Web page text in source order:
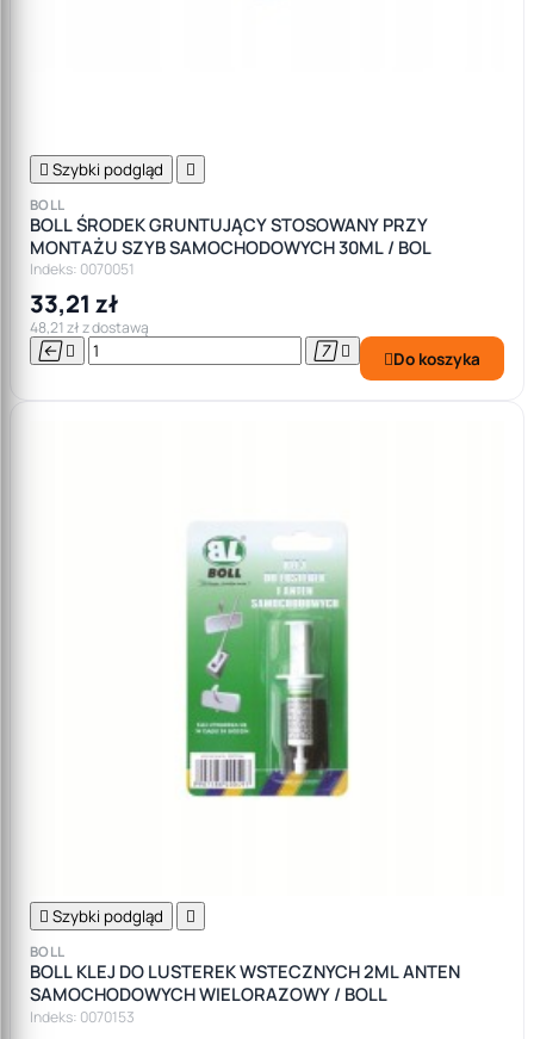
 Szybki podgląd 
BOLL
BOLL ŚRODEK GRUNTUJĄCY STOSOWANY PRZY
MONTAŻU SZYB SAMOCHODOWYCH 30ML / BOL
Indeks: 0070051
33,21 zł
48,21 zł z dostawą
    Do koszyka
 Szybki podgląd 
BOLL
BOLL KLEJ DO LUSTEREK WSTECZNYCH 2ML ANTEN
SAMOCHODOWYCH WIELORAZOWY / BOLL
Indeks: 0070153